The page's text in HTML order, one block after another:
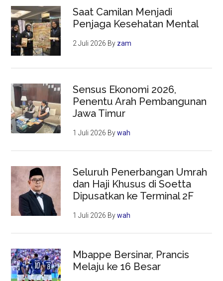
Saat Camilan Menjadi
Penjaga Kesehatan Mental
2 Juli 2026 By zam
Sensus Ekonomi 2026,
Penentu Arah Pembangunan
Jawa Timur
1 Juli 2026 Bywah
Seluruh Penerbangan Umrah
dan Haji Khusus di Soetta
Dipusatkan ke Terminal 2F
1 Juli 2026 Bywah
Mbappe Bersinar, Prancis
Melaju ke 16 Besar